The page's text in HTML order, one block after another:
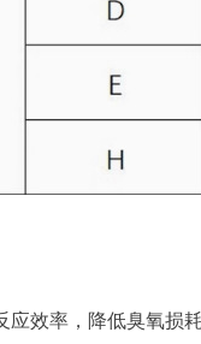
效率，降低臭氧损耗